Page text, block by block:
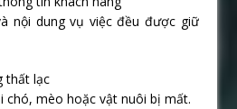
nội dung vụ việc đều được giữ
thất lạc
chó, mèo hoặc vật nuôi bị mất.